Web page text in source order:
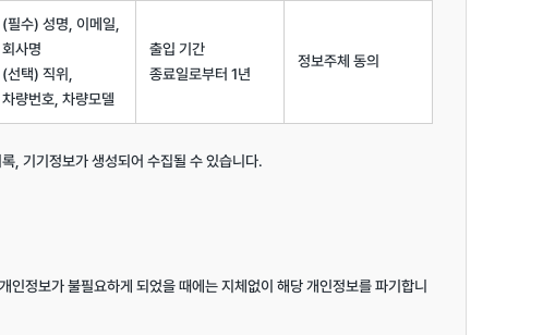
(필수) 성명, 이메일,
회사명
(선택) 직위,
차량번호, 차량모델
출입 기간
종료일로부터 1년
정보주체 동의
, 기기정보가 생성되어 수집될 수 있습니다.
인정보가 불필요하게 되었을 때에는 지체없이 해당 개인정보를 파기합니